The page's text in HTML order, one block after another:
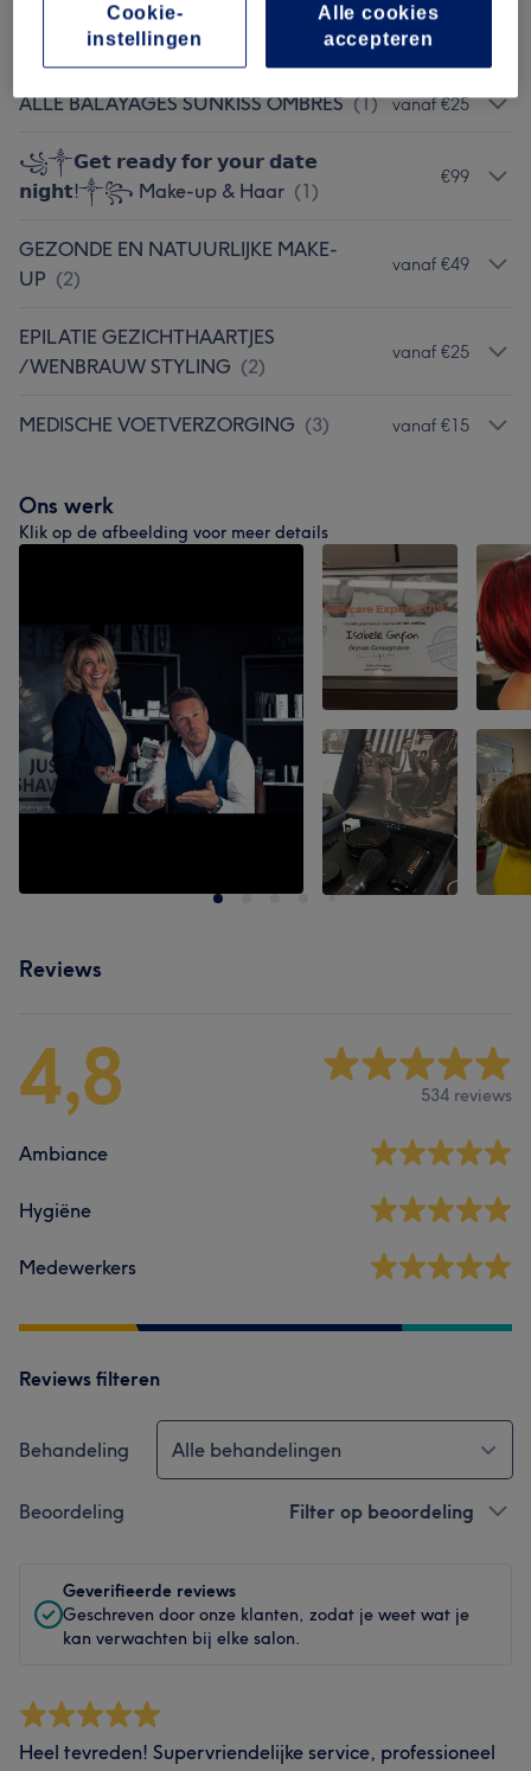
DAMES HAARKLEUR SNIT STYLING (5) vanaf €15
ALLE BALAYAGES SUNKISS OMBRES (1) vanaf €25
꧁༒𝗚𝗲𝘁 𝗿𝗲𝗮𝗱𝘆 𝗳𝗼𝗿 𝘆𝗼𝘂𝗿 𝗱𝗮𝘁𝗲
𝗻𝗶𝗴𝗵𝘁!༒꧂ Make-up & Haar (1)
€99
GEZONDE EN NATUURLIJKE MAKE-
UP (2)
vanaf €49
EPILATIE GEZICHTHAARTJES
/WENBRAUW STYLING (2)
vanaf €25
MEDISCHE VOETVERZORGING (3) vanaf €15
Ons werk
Klik op de afbeelding voor meer details
Reviews
4,8 534 reviews
Ambiance
Hygiëne
Medewerkers
Reviews filteren
Behandeling Alle behandelingen
Beoordeling Filter op beoordeling
Geverifieerde reviews
Geschreven door onze klanten, zodat je weet wat je
kan verwachten bij elke salon.
Heel tevreden! Supervriendelijke service, professioneel
Alle cookies
accepteren
Cookie-
instellingen